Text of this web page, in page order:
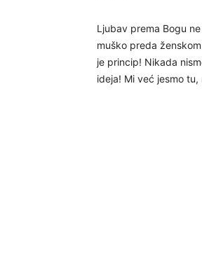
Ljubav prema Bogu
muško preda
je princip! Nikada
ideja! Mi već jesmo